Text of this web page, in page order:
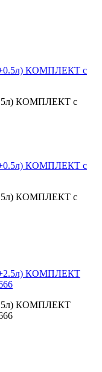
КОМПЛЕКТ с
КОМПЛЕКТ с
КОМПЛЕКТ